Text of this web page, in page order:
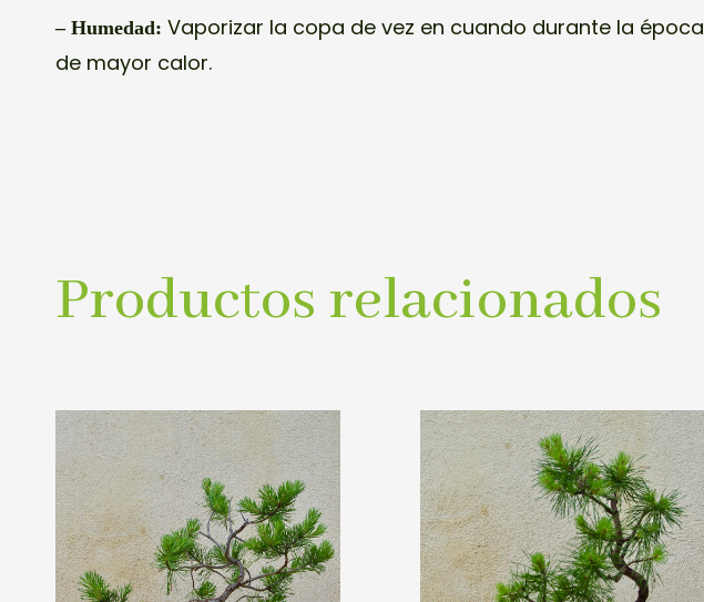
– Humedad: Vaporizar la copa de vez en cuando durante la época
de mayor calor.
Productos relacionados